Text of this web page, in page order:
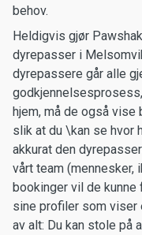
behov.
Heldigvis gjør
dyrepasser i
dyrepassere går alle
hjem, må de også
slik at du \kan se hvor
akkurat den
vårt team (mennesker,
bookinger vil de kunne
sine profiler som
av alt: Du kan stole på